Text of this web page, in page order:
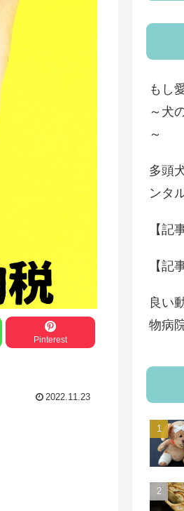
Pinterest
2022.11.23
もし
～犬
～
多頭
ンタ
【記
【記
良い
物病